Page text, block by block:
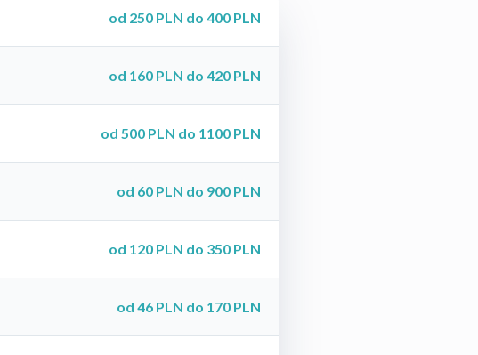
od 250 PLN do 400 PLN
od 160 PLN do 420 PLN
od 500 PLN do 1100 PLN
od 60 PLN do 900 PLN
od 120 PLN do 350 PLN
od 46 PLN do 170 PLN